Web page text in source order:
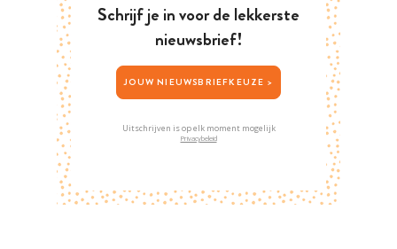
Schrijf je in voor de lekkerste
nieuwsbrief!
JOUW NIEUWSBRIEFKEUZE >
Uitschrijven is op elk moment mogelijk
Privacybeleid